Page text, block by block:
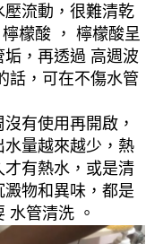
流動，很難清乾
檬酸 ， 檸檬酸呈
，再透過 高週波
話，可在不傷水管
有使用再開啟，
量越來越少，熱
有熱水，或是清
物和異味，都是
水管清洗 。